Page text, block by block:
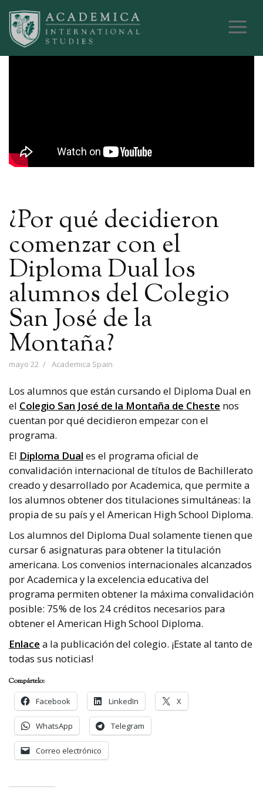
¿Por qué decidieron
comenzar con el
Diploma Dual los
alumnos del Colegio
San José de la
Montaña?
mayo 22 Academica Spain
Los alumnos que están cursando el Diploma Dual en
el Colegio San José de la Montaña de Cheste nos
cuentan por qué decidieron empezar con el
programa.
El Diploma Dual es el programa oficial de
convalidación internacional de títulos de Bachillerato
creado y desarrollado por Academica, que permite a
los alumnos obtener dos titulaciones simultáneas: la
propia de su país y el American High School Diploma.
Los alumnos del Diploma Dual solamente tienen que
cursar 6 asignaturas para obtener la titulación
americana. Los convenios internacionales alcanzados
por Academica y la excelencia educativa del
programa permiten obtener la máxima convalidación
posible: 75% de los 24 créditos necesarios para
obtener el American High School Diploma.
Enlace a la publicación del colegio. ¡Estate al tanto de
todas sus noticias!
Compártelo:
Facebook
LinkedIn X
WhatsApp Telegram
Correo electrónico